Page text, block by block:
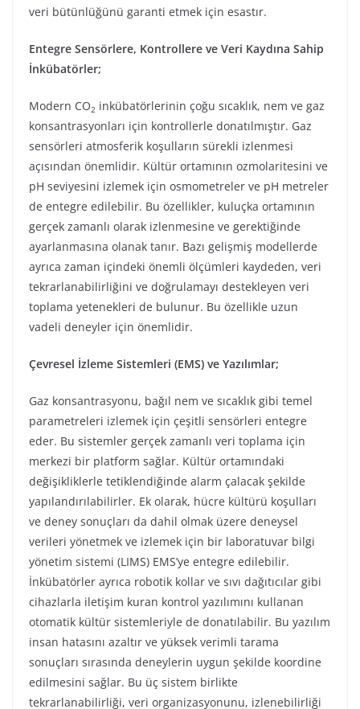
veri bütünlüğünü garanti etmek için esastır.
Entegre Sensörlere, Kontrollere ve Veri Kaydına Sahip
İnkübatörler;
Modern CO2 inkübatörlerinin çoğu sıcaklık, nem ve gaz
konsantrasyonları için kontrollerle donatılmıştır. Gaz
sensörleri atmosferik koşulların sürekli izlenmesi
açısından önemlidir. Kültür ortamının ozmolaritesini ve
pH seviyesini izlemek için osmometreler ve pH metreler
de entegre edilebilir. Bu özellikler, kuluçka ortamının
gerçek zamanlı olarak izlenmesine ve gerektiğinde
ayarlanmasına olanak tanır. Bazı gelişmiş modellerde
ayrıca zaman içindeki önemli ölçümleri kaydeden, veri
tekrarlanabilirliğini ve doğrulamayı destekleyen veri
toplama yetenekleri de bulunur. Bu özellikle uzun
vadeli deneyler için önemlidir.
Çevresel İzleme Sistemleri (EMS) ve Yazılımlar;
Gaz konsantrasyonu, bağıl nem ve sıcaklık gibi temel
parametreleri izlemek için çeşitli sensörleri entegre
eder. Bu sistemler gerçek zamanlı veri toplama için
merkezi bir platform sağlar. Kültür ortamındaki
değişikliklerle tetiklendiğinde alarm çalacak şekilde
yapılandırılabilirler. Ek olarak, hücre kültürü koşulları
ve deney sonuçları da dahil olmak üzere deneysel
verileri yönetmek ve izlemek için bir laboratuvar bilgi
yönetim sistemi (LIMS) EMS’ye entegre edilebilir.
İnkübatörler ayrıca robotik kollar ve sıvı dağıtıcılar gibi
cihazlarla iletişim kuran kontrol yazılımını kullanan
otomatik kültür sistemleriyle de donatılabilir. Bu yazılım
insan hatasını azaltır ve yüksek verimli tarama
sonuçları sırasında deneylerin uygun şekilde koordine
edilmesini sağlar. Bu üç sistem birlikte
tekrarlanabilirliği, veri organizasyonunu, izlenebilirliği